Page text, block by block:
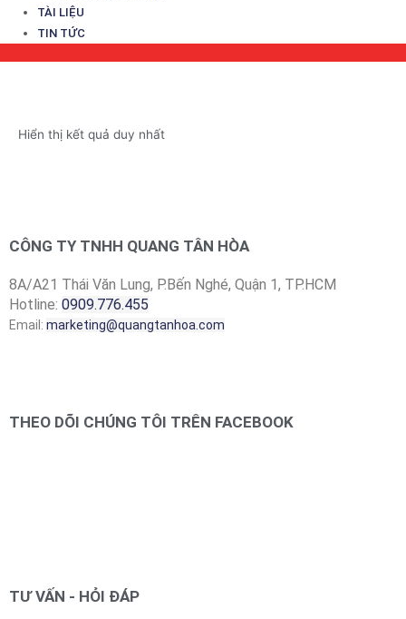
TÀI LIỆU
TIN TỨC
Hiển thị kết quả duy nhất
CÔNG TY TNHH QUANG TÂN HÒA
8A/A21 Thái Văn Lung, P.Bến Nghé, Quận 1, TP.HCM
Hotline: 0909.776.455
Email: marketing@quangtanhoa.com
THEO DÕI CHÚNG TÔI TRÊN FACEBOOK
TƯ VẤN - HỎI ĐÁP